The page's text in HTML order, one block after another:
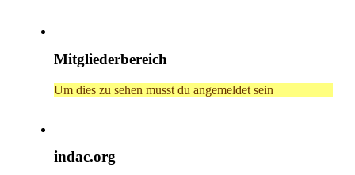
Mitgliederbereich
Um dies zu sehen musst du angemeldet sein
indac.org